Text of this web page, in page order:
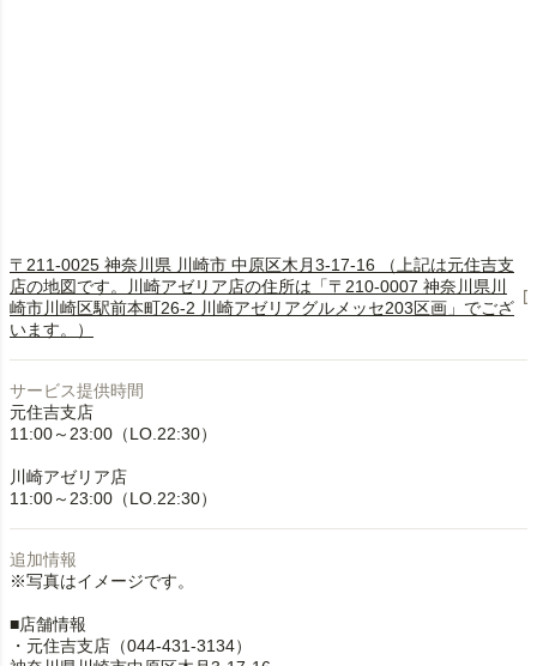
〒211-0025 神奈川県 川崎市 中原区木月3-17-16 （上記は元住吉支
店の地図です。川崎アゼリア店の住所は「〒210-0007 神奈川県川
崎市川崎区駅前本町26-2 川崎アゼリアグルメッセ203区画」でござ
います。）
サービス提供時間
元住吉支店
11:00～23:00（LO.22:30）
川崎アゼリア店
11:00～23:00（LO.22:30）
追加情報
※写真はイメージです。
■店舗情報
・元住吉支店（044-431-3134）